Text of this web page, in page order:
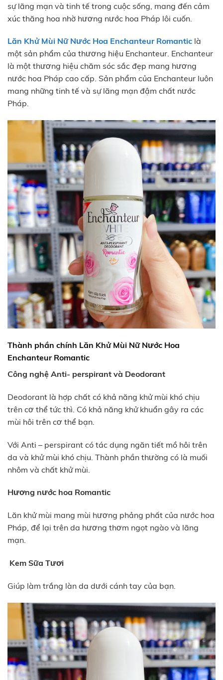
sự lãng mạn và tinh tế trong cuộc sống, mang đến cảm
xúc thăng hoa nhờ hương nước hoa Pháp lôi cuốn.
Lăn Khử Mùi Nữ Nước Hoa Enchanteur Romantic là
một sản phẩm của thương hiệu Enchanteur. Enchanteur
là một thương hiệu chăm sóc sắc đẹp mang hương
nước hoa Pháp cao cấp. Sản phẩm của Enchanteur luôn
mang những tinh tế và sự lãng mạn đậm chất nước
Pháp.
Thành phần chính Lăn Khử Mùi Nữ Nước Hoa
Enchanteur Romantic
Công nghệ Anti- perspirant và Deodorant
Deodorant là hợp chất có khả năng khử mùi khó chịu
trên cơ thể tức thì. Có khả năng khử khuẩn gây ra các
mùi hôi trên cơ thể bạn.
Với Anti – perspirant có tác dụng ngăn tiết mồ hôi trên
da và khử mùi khó chịu. Thành phần thường có là muối
nhôm và chất khử mùi.
Hương nước hoa Romantic
Lăn khử mùi mang mùi hương phảng phất của nước hoa
Pháp, để lại trên da hương thơm ngọt ngào và lãng
mạn.
Kem Sữa Tươi
Giúp làm trắng làn da dưới cánh tay của bạn.